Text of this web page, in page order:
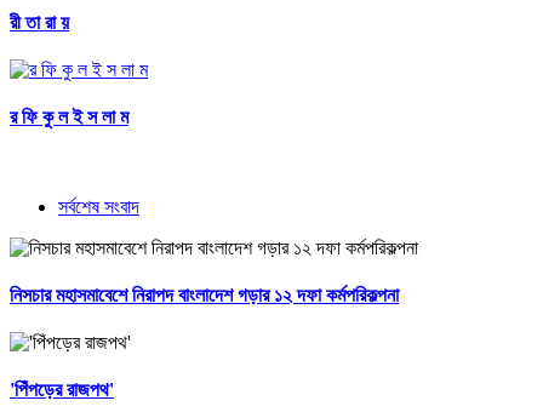
রী তা রা য়
র ফি কু ল ই স লা ম
সর্বশেষ সংবাদ
নিসচার মহাসমাবেশে নিরাপদ বাংলাদেশ গড়ার ১২ দফা কর্মপরিকল্পনা
'পিঁপড়ের রাজপথ'